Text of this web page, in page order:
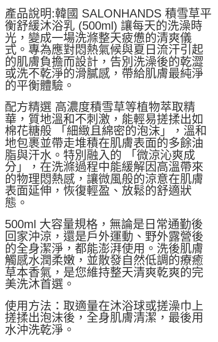
產品說明:韓國 SALONHANDS 積雪草平
衡舒緩沐浴乳 (500ml) 讓每天的洗澡時
光，變成一場洗滌整天疲憊的清爽儀
式。專為應對悶熱氣候與夏日流汗引起
的肌膚負擔而設計，告別洗澡後的乾澀
或洗不乾淨的滑膩感，帶給肌膚最純淨
的平衡體驗。
配方精選 高濃度積雪草等植物萃取精
華，質地溫和不刺激，能輕易搓揉出如
棉花糖般 「細緻且綿密的泡沫」，溫和
地包裹並帶走堆積在肌膚表面的多餘油
脂與汗水。特別融入的 「微涼沁爽成
分」，在洗滌過程中能緩解因高溫帶來
的物理悶熱感，讓微風般的涼意在肌膚
表面延伸，恢復輕盈、放鬆的舒適狀
態。
500ml 大容量規格，無論是日常通勤後
回家沖涼，還是戶外運動、野外露營後
的全身潔淨，都能澎湃使用。洗後肌膚
觸感水潤柔嫩，並散發自然低調的療癒
草本香氣，是您維持整天清爽乾爽的完
美洗沐首選。
使用方法：取適量在沐浴球或搓澡巾上
搓揉出泡沫後，全身肌膚清潔，最後用
水沖洗乾淨。